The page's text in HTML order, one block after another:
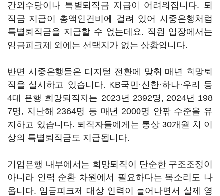
간외수당이나 특별퇴직금 지급이 어려워집니다. 퇴
직금 지급이 총액인건비에 걸려 있어 시중은행처럼
특별퇴직금을 지급할 수 없는데요. 직원 입장에서는
임금피크제 외에는 선택지가 없는 상황입니다.
반면 시중은행들은 디지털 전환에 맞춰 매년 희망퇴
직을 실시하고 있습니다. KB국민·신한·하나·우리 등
4대 은행 희망퇴직자는 2023년 2392명, 2024년 198
7명, 지난해 2364명 등 매년 2000명 안팎 수준을 유
지하고 있습니다. 퇴직자들에게는 통상 30개월 치 이
상의 특별퇴직금도 지급됩니다.
기업은행 내부에서는 희망퇴직이 단순한 구조조정이
아니라 인력 순환 차원에서 필요하다는 목소리도 나
옵니다. 임금피크제 대상 인력이 늘어나면서 실제 영